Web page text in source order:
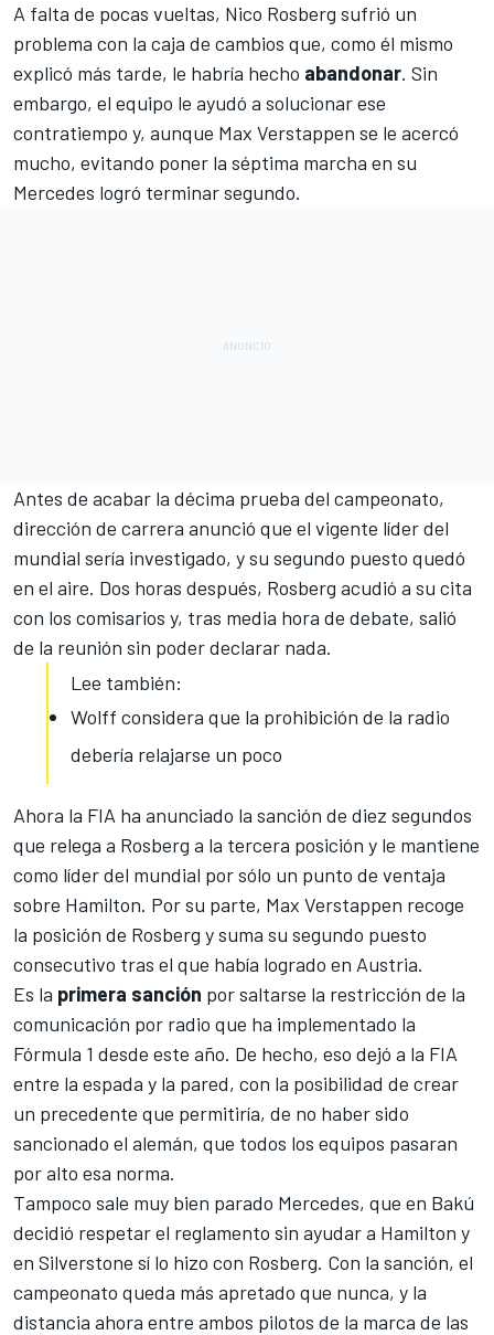
A falta de pocas vueltas, Nico Rosberg sufrió un
problema con la caja de cambios que, como él mismo
explicó más tarde, le habría hecho abandonar. Sin
embargo, el equipo le ayudó a solucionar ese
contratiempo y, aunque Max Verstappen se le acercó
mucho, evitando poner la séptima marcha en su
Mercedes logró terminar segundo.
Antes de acabar la décima prueba del campeonato,
dirección de carrera anunció que el vigente líder del
mundial sería investigado, y su segundo puesto quedó
en el aire. Dos horas después, Rosberg acudió a su cita
con los comisarios y, tras media hora de debate, salió
de la reunión sin poder declarar nada.
Lee también:
Wolff considera que la prohibición de la radio
debería relajarse un poco
Ahora la FIA ha anunciado la sanción de diez segundos
que relega a Rosberg a la tercera posición y le mantiene
como líder del mundial por sólo un punto de ventaja
sobre Hamilton. Por su parte, Max Verstappen recoge
la posición de Rosberg y suma su segundo puesto
consecutivo tras el que había logrado en Austria.
Es la primera sanción por saltarse la restricción de la
comunicación por radio que ha implementado la
Fórmula 1 desde este año. De hecho, eso dejó a la FIA
entre la espada y la pared, con la posibilidad de crear
un precedente que permitiría, de no haber sido
sancionado el alemán, que todos los equipos pasaran
por alto esa norma.
Tampoco sale muy bien parado Mercedes, que en Bakú
decidió respetar el reglamento sin ayudar a Hamilton y
en Silverstone sí lo hizo con Rosberg. Con la sanción, el
campeonato queda más apretado que nunca, y la
distancia ahora entre ambos pilotos de la marca de las